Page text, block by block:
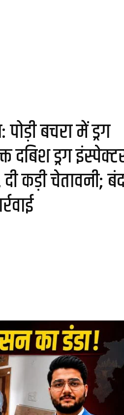
बचरा में ड्रग
दबिश ड्रग
कड़ी चेतावनी;